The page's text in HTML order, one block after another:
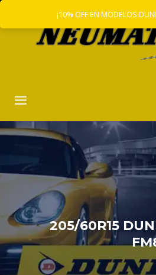
205/60R15
¡10% OFF EN MODELOS